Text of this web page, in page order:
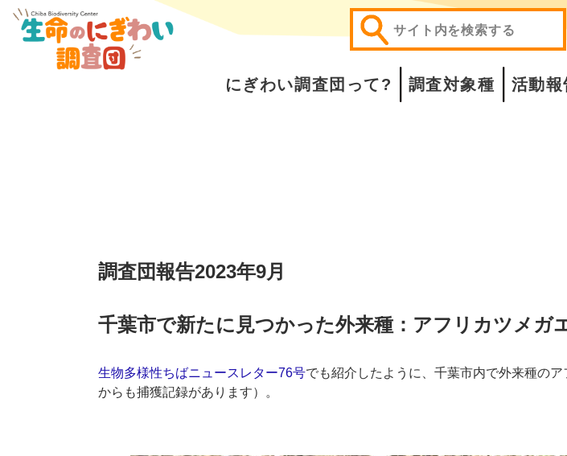
にぎわい調査団って? 調査対象種 活動報
調査団報告2023年9月
千葉市で新たに見つかった外来種：アフリカツメガ
生物多様性ちばニュースレター76号でも紹介したように、千葉市内で外来種の
からも捕獲記録があります）。